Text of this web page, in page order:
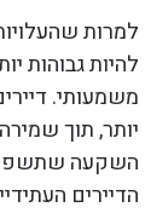
למרות
להיות גבוהות
משמעותי.
יותר, תוך
השקעה
הדיירים